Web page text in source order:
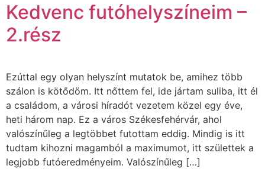
Kedvenc futóhelyszíneim –
2.rész
Ezúttal egy olyan helyszínt mutatok be, amihez több
szálon is kötődöm. Itt nőttem fel, ide jártam suliba, itt él
a családom, a városi híradót vezetem közel egy éve,
heti három nap. Ez a város Székesfehérvár, ahol
valószínűleg a legtöbbet futottam eddig. Mindig is itt
tudtam kihozni magamból a maximumot, itt születtek a
legjobb futóeredményeim. Valószínűleg […]